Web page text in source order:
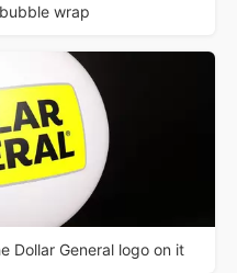
wrap
Dollar General logo on it